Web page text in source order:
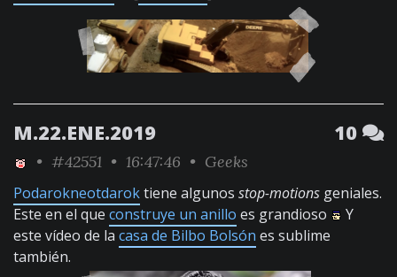
M.22.ENE.2019 10
• #42551 • 16:47:46 • Geeks
Podarokneotdaroktiene algunos stop-motions geniales.
Este en el que construye un anillo es grandioso
Y
este vídeo de la casa de Bilbo Bolsón es sublime
también.